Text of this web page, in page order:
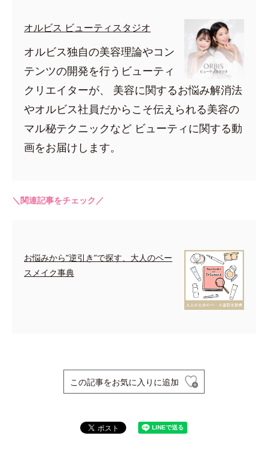
オルビス ビューティスタジオ
オルビス独自の美容理論やコン
テンツの開発を行うビューティ
クリエイターが、 美容に関するお悩み解消法
やオルビス社員だからこそ伝えられる美容の
マル秘テクニックなど ビューティに関する動
画をお届けします。
＼関連記事をチェック／
お悩みから”逆引き”で探す、大人のベー
スメイク事典
この記事をお気に入りに追加